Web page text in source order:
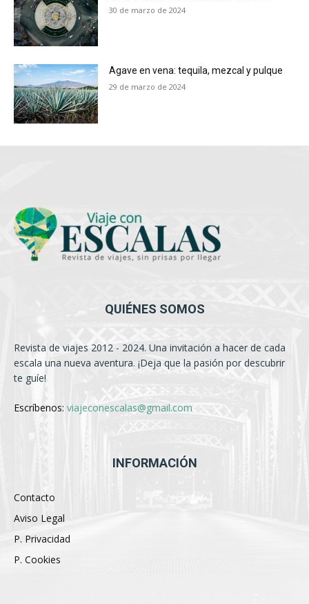
30 de marzo de 2024
Agave en vena: tequila, mezcal y pulque
29 de marzo de 2024
QUIÉNES SOMOS
Revista de viajes 2012 - 2024. Una invitación a hacer de cada
escala una nueva aventura. ¡Deja que la pasión por descubrir
te guíe!
Escríbenos: viajeconescalas@gmail.com
INFORMACIÓN
Contacto
Aviso Legal
P. Privacidad
P. Cookies